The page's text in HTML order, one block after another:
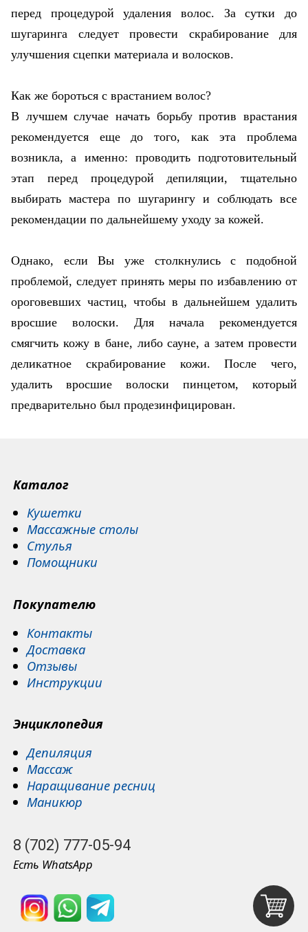
перед процедурой удаления волос. За сутки до
шугаринга следует провести скрабирование для
улучшения сцепки материала и волосков.
Как же бороться с врастанием волос?
В лучшем случае начать борьбу против врастания
рекомендуется еще до того, как эта проблема
возникла, а именно: проводить подготовительный
этап перед процедурой депиляции, тщательно
выбирать мастера по шугарингу и соблюдать все
рекомендации по дальнейшему уходу за кожей.
Однако, если Вы уже столкнулись с подобной
проблемой, следует принять меры по избавлению от
ороговевших частиц, чтобы в дальнейшем удалить
вросшие волоски. Для начала рекомендуется
смягчить кожу в бане, либо сауне, а затем провести
деликатное скрабирование кожи. После чего,
удалить вросшие волоски пинцетом, который
предварительно был продезинфицирован.
Каталог
Кушетки
Массажные столы
Стулья
Помощники
Покупателю
Контакты
Доставка
Отзывы
Инструкции
Энциклопедия
Депиляция
Массаж
Наращивание ресниц
Маникюр
8 (702) 777-05-94
Есть WhatsApp